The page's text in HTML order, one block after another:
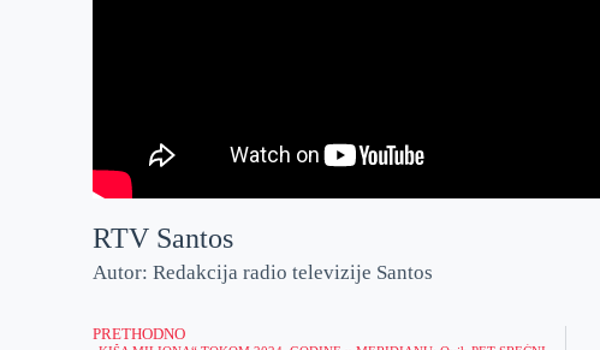
RTV Santos
Autor: Redakcija radio televizije Santos
PRETHODNO